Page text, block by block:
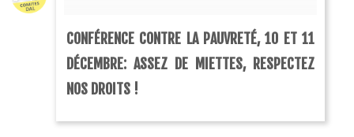
nous sommes de plus en plus pauvres,
hommes […]
CONFÉRENCE CONTRE LA PAUVRETÉ, 10 ET 11
DÉCEMBRE: ASSEZ DE MIETTES, RESPECTEZ
NOS DROITS !